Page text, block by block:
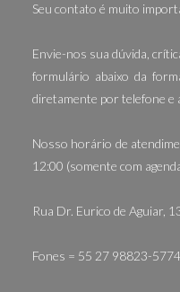
Seu contato é muito
Envie-nos sua dúvida,
formulário abaixo da
diretamente por telefone e
Nosso horário de
12:00 (somente com
Rua Dr. Eurico de Aguiar,
Fones = 55 27 98823-